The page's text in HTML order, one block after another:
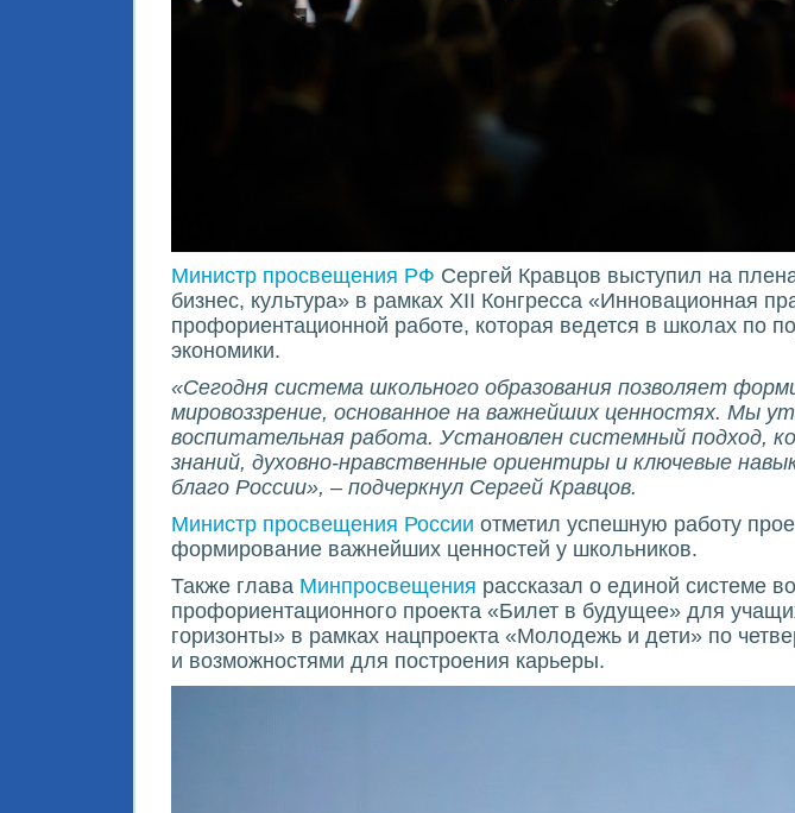
Министр просвещения РФ Сергей Кравцов выступил на
бизнес, культура» в рамках ХII Конгресса «Инновационная
профориентационной работе, которая ведется в школах по
экономики.
«Сегодня система школьного образования позволяет
мировоззрение, основанное на важнейших ценностях. Мы
воспитательная работа. Установлен системный подход,
знаний, духовно-нравственные ориентиры и ключевые
благо России», – подчеркнул Сергей Кравцов.
Министр просвещения России отметил успешную работу
формирование важнейших ценностей у школьников.
Также глава Минпросвещения рассказал о единой системе
профориентационного проекта «Билет в будущее» для
горизонты» в рамках нацпроекта «Молодежь и дети» по
и возможностями для построения карьеры.